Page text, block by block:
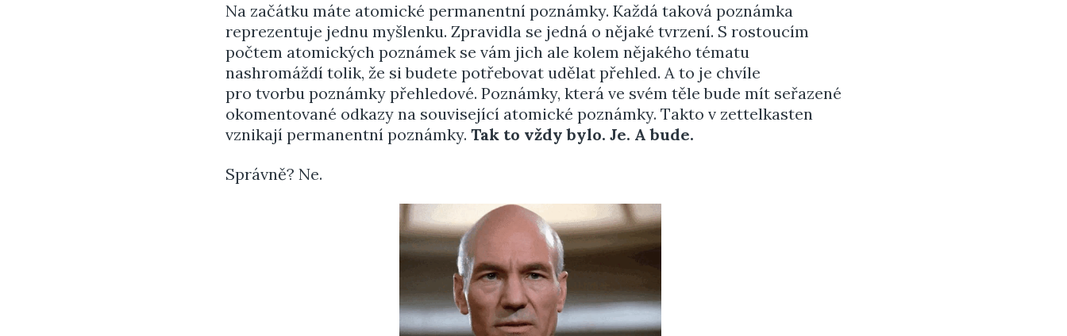
Na začátku máte atomické permanentní poznámky. Každá taková poznámka
reprezentuje jednu myšlenku. Zpravidla se jedná o nějaké tvrzení. S rostoucím
počtem atomických poznámek se vám jich ale kolem nějakého tématu
nashromáždí tolik, že si budete potřebovat udělat přehled. A to je chvíle
pro tvorbu poznámky přehledové. Poznámky, která ve svém těle bude mít seřazené
okomentované odkazy na související atomické poznámky. Takto v zettelkasten
vznikají permanentní poznámky. Tak to vždy bylo. Je. A bude.
Správně? Ne.